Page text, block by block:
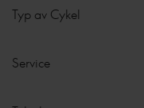
Typ av Cykel
Service